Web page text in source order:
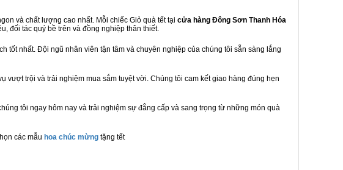
và chất lượng cao nhất. Mỗi chiếc Giỏ quà tết tại cửa hàng Đông Sơn Thanh Hóa
đối tác quý bề trên và đồng nghiệp thân thiết.
tốt nhất. Đội ngũ nhân viên tận tâm và chuyên nghiệp của chúng tôi sẵn sàng lắng
trội và trải nghiệm mua sắm tuyệt vời. Chúng tôi cam kết giao hàng đúng hẹn
tôi ngay hôm nay và trải nghiệm sự đẳng cấp và sang trọng từ những món quà
các mẫu hoa chúc mừng tặng tết